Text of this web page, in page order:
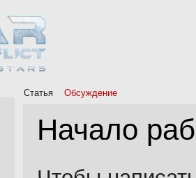
Начало
Статья Обсуждение